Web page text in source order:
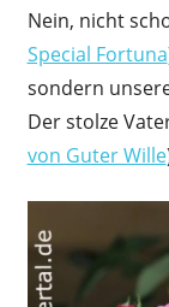
Nein, nicht
Special Fortuna
sondern
Der stolze
von Guter Wille